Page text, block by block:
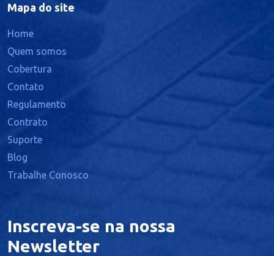
Mapa do site
Home
Quem somos
Cobertura
Contato
Regulamento
Contrato
Suporte
Blog
Trabalhe Conosco
Inscreva-se na nossa
Newsletter